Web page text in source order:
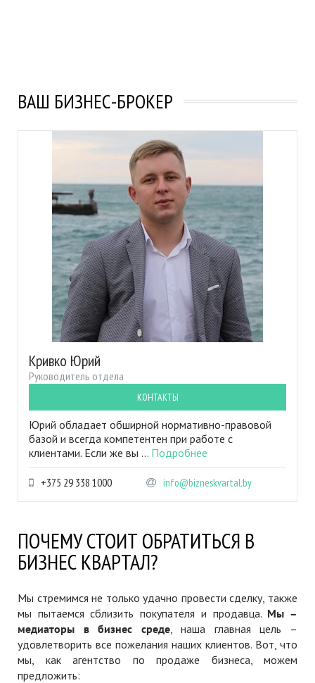
ВАШ БИЗНЕС-БРОКЕР
Кривко Юрий
Руководитель отдела
КОНТАКТЫ
Юрий обладает обширной нормативно-правовой
базой и всегда компетентен при работе с
клиентами. Если же вы ... Подробнее
+375 29 338 1000 info@bizneskvartal.by
ПОЧЕМУ СТОИТ ОБРАТИТЬСЯ В
БИЗНЕС КВАРТАЛ?
Мы стремимся не только удачно провести сделку, также
мы пытаемся сблизить покупателя и продавца. Мы –
медиаторы в бизнес среде, наша главная цель –
удовлетворить все пожелания наших клиентов. Вот, что
мы, как агентство по продаже бизнеса, можем
предложить: